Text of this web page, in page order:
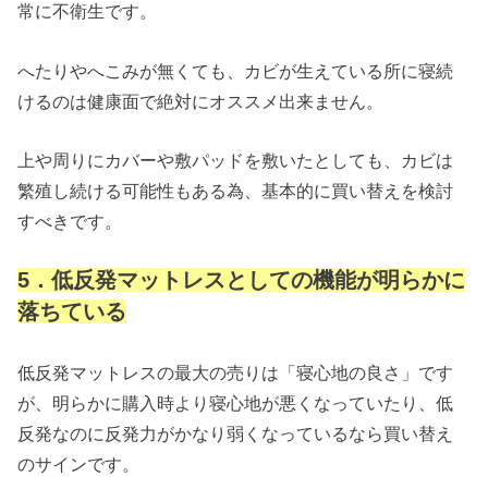
常に不衛生です。
へたりやへこみが無くても、カビが生えている所に寝続
けるのは健康面で絶対にオススメ出来ません。
上や周りにカバーや敷パッドを敷いたとしても、カビは
繁殖し続ける可能性もある為、基本的に買い替えを検討
すべきです。
5．低反発マットレスとしての機能が明らかに
落ちている
低反発マットレスの最大の売りは「寝心地の良さ」です
が、明らかに購入時より寝心地が悪くなっていたり、低
反発なのに反発力がかなり弱くなっているなら買い替え
のサインです。